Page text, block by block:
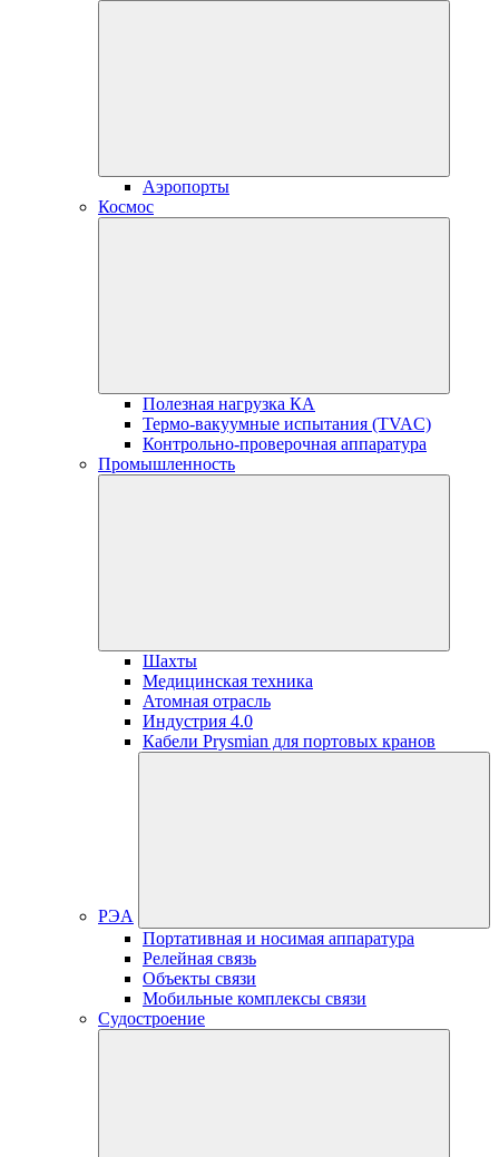
Аэропорты
Космос
Полезная нагрузка КА
Термо-вакуумные испытания (TVAC)
Контрольно-проверочная аппаратура
Промышленность
Шахты
Медицинская техника
Атомная отрасль
Индустрия 4.0
Кабели Prysmian для портовых кранов
РЭА
Портативная и носимая аппаратура
Релейная связь
Объекты связи
Мобильные комплексы связи
Судостроение